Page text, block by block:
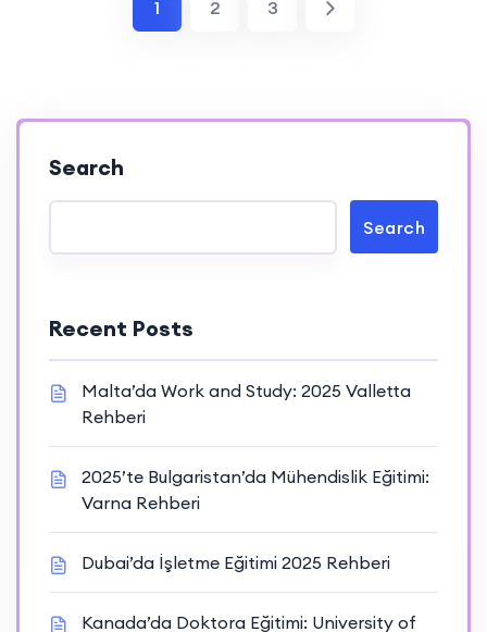
1 2 3
Search
Search
Recent Posts
Malta’da Work and Study: 2025 Valletta
Rehberi
2025’te Bulgaristan’da Mühendislik Eğitimi:
Varna Rehberi
Dubai’da İşletme Eğitimi 2025 Rehberi
Kanada’da Doktora Eğitimi: University of